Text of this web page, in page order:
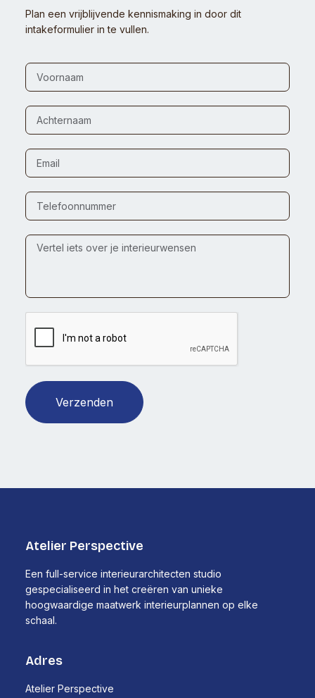
Plan een vrijblijvende kennismaking in door dit
intakeformulier in te vullen.
Verzenden
Atelier Perspective
Een full-service interieurarchitecten studio
gespecialiseerd in het creëren van unieke
hoogwaardige maatwerk interieurplannen op elke
schaal.
Adres
Atelier Perspective